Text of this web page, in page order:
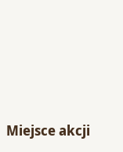
Miejsce akcji